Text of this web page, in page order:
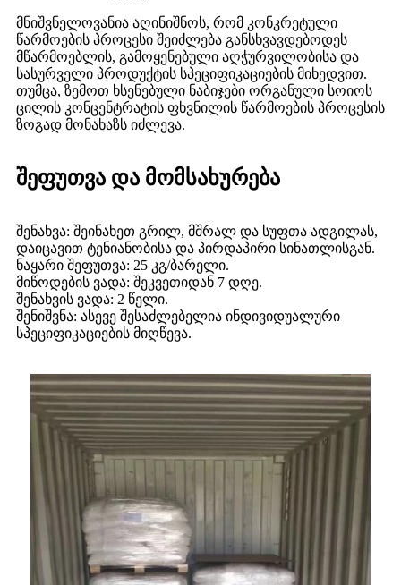
მნიშვნელოვანია აღინიშნოს, რომ კონკრეტული
წარმოების პროცესი შეიძლება განსხვავდებოდეს
მწარმოებლის, გამოყენებული აღჭურვილობისა და
სასურველი პროდუქტის სპეციფიკაციების მიხედვით.
თუმცა, ზემოთ ხსენებული ნაბიჯები ორგანული სოიოს
ცილის კონცენტრატის ფხვნილის წარმოების პროცესის
ზოგად მონახაზს იძლევა.
შეფუთვა და მომსახურება
შენახვა: შეინახეთ გრილ, მშრალ და სუფთა ადგილას,
დაიცავით ტენიანობისა და პირდაპირი სინათლისგან.
ნაყარი შეფუთვა: 25 კგ/ბარელი.
მიწოდების ვადა: შეკვეთიდან 7 დღე.
შენახვის ვადა: 2 წელი.
შენიშვნა: ასევე შესაძლებელია ინდივიდუალური
სპეციფიკაციების მიღწევა.